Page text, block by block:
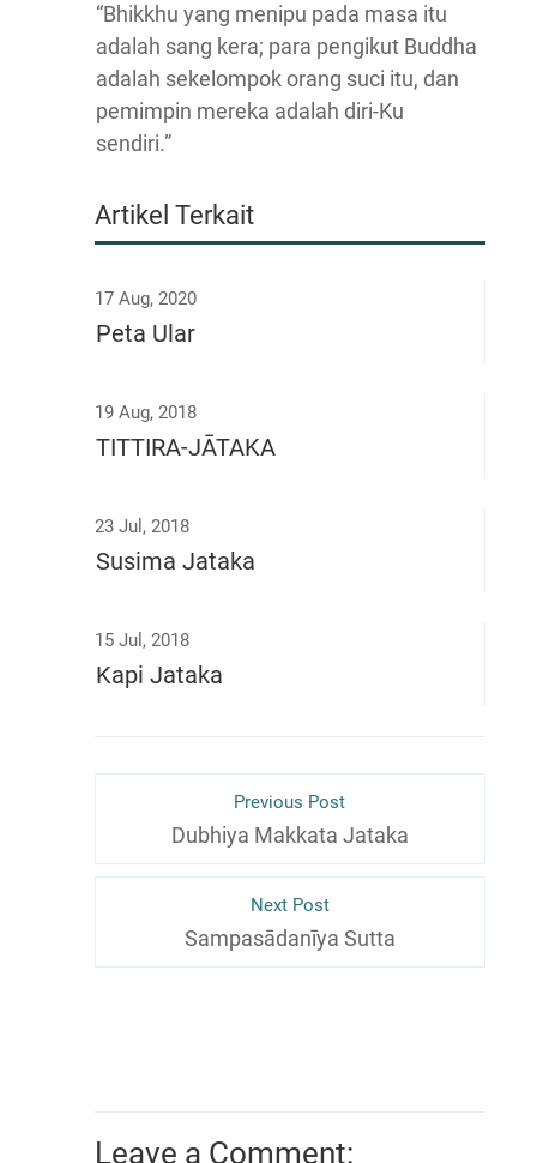
“Bhikkhu yang menipu pada masa itu
adalah sang kera; para pengikut Buddha
adalah sekelompok orang suci itu, dan
pemimpin mereka adalah diri-Ku
sendiri.”
Artikel Terkait
17 Aug, 2020
Peta Ular
19 Aug, 2018
TITTIRA-JĀTAKA
23 Jul, 2018
Susima Jataka
15 Jul, 2018
Kapi Jataka
Previous Post
Dubhiya Makkata Jataka
Next Post
Sampasādanīya Sutta
Leave a Comment: